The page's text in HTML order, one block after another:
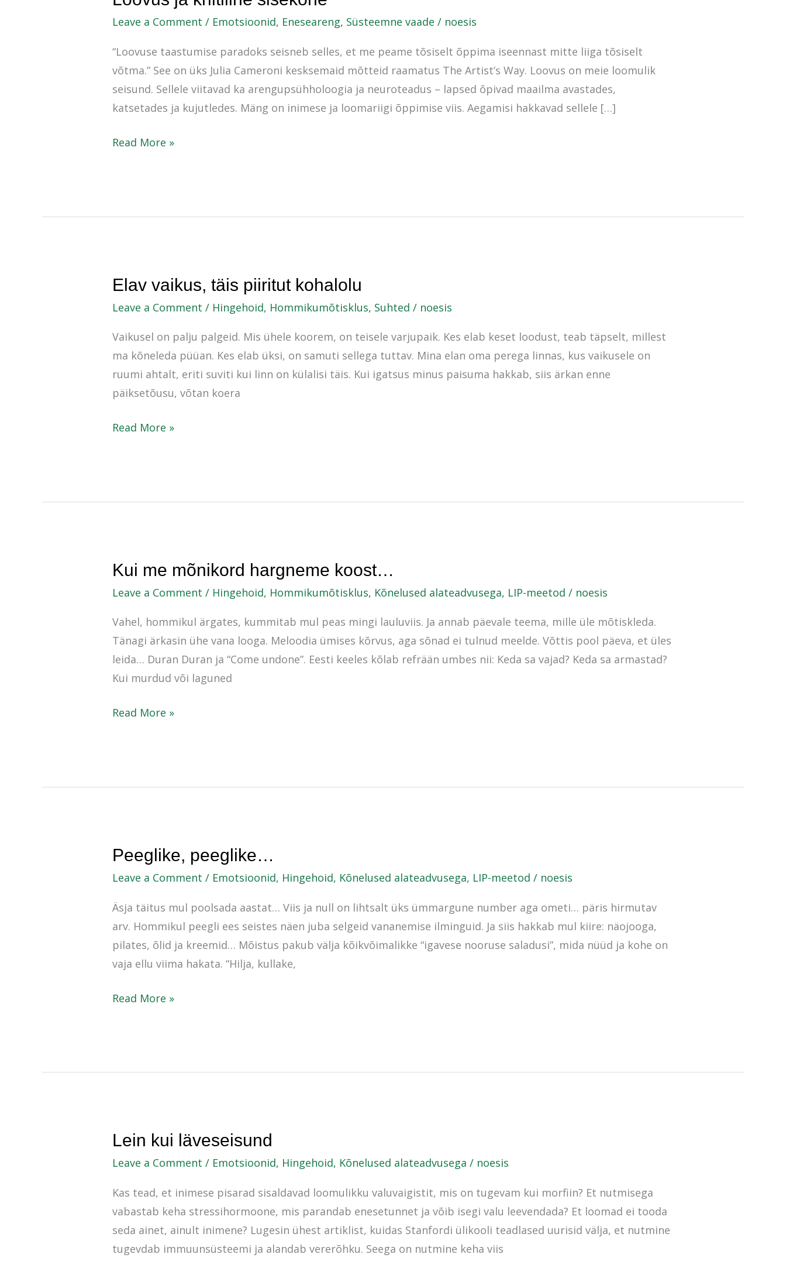
Leave a Comment / Emotsioonid, Eneseareng, Süsteemne vaade / noesis
“Loovuse taastumise paradoks seisneb selles, et me peame tõsiselt õppima iseennast mitte liiga tõsiselt
võtma.” See on üks Julia Cameroni kesksemaid mõtteid raamatus The Artist’s Way. Loovus on meie loomulik
seisund. Sellele viitavad ka arengupsühholoogia ja neuroteadus – lapsed õpivad maailma avastades,
katsetades ja kujutledes. Mäng on inimese ja loomariigi õppimise viis. Aegamisi hakkavad sellele […]
ja
sisekõne
Read More »
Elav vaikus, täis piiritut kohalolu
Leave a Comment / Hingehoid, Hommikumõtisklus, Suhted / noesis
Vaikusel on palju palgeid. Mis ühele koorem, on teisele varjupaik. Kes elab keset loodust, teab täpselt, millest
ma kõneleda püüan. Kes elab üksi, on samuti sellega tuttav. Mina elan oma perega linnas, kus vaikusele on
ruumi ahtalt, eriti suviti kui linn on külalisi täis. Kui igatsus minus paisuma hakkab, siis ärkan enne
päiksetõusu, võtan koera
Elav
vaikus,
piiritut
kohalolu
Read More »
Kui me mõnikord hargneme koost…
Leave a Comment / Hingehoid, Hommikumõtisklus, Kõnelused alateadvusega, LIP-meetod / noesis
Vahel, hommikul ärgates, kummitab mul peas mingi lauluviis. Ja annab päevale teema, mille üle mõtiskleda.
Tänagi ärkasin ühe vana looga. Meloodia ümises kõrvus, aga sõnad ei tulnud meelde. Võttis pool päeva, et üles
leida… Duran Duran ja “Come undone”. Eesti keeles kõlab refrään umbes nii: Keda sa vajad? Keda sa armastad?
Kui murdud või laguned
Kui
me
hargneme
koost…
Read More »
Peeglike, peeglike…
Leave a Comment / Emotsioonid, Hingehoid, Kõnelused alateadvusega, LIP-meetod / noesis
Äsja täitus mul poolsada aastat… Viis ja null on lihtsalt üks ümmargune number aga ometi… päris hirmutav
arv. Hommikul peegli ees seistes näen juba selgeid vananemise ilminguid. Ja siis hakkab mul kiire: näojooga,
pilates, õlid ja kreemid… Mõistus pakub välja kõikvõimalikke “igavese nooruse saladusi”, mida nüüd ja kohe on
vaja ellu viima hakata. “Hilja, kullake,
Peeglike,
peeglike…
Read More »
Lein kui läveseisund
Leave a Comment / Emotsioonid, Hingehoid, Kõnelused alateadvusega / noesis
Kas tead, et inimese pisarad sisaldavad loomulikku valuvaigistit, mis on tugevam kui morfiin? Et nutmisega
vabastab keha stressihormoone, mis parandab enesetunnet ja võib isegi valu leevendada? Et loomad ei tooda
seda ainet, ainult inimene? Lugesin ühest artiklist, kuidas Stanfordi ülikooli teadlased uurisid välja, et nutmine
tugevdab immuunsüsteemi ja alandab vererõhku. Seega on nutmine keha viis
Lein
kui